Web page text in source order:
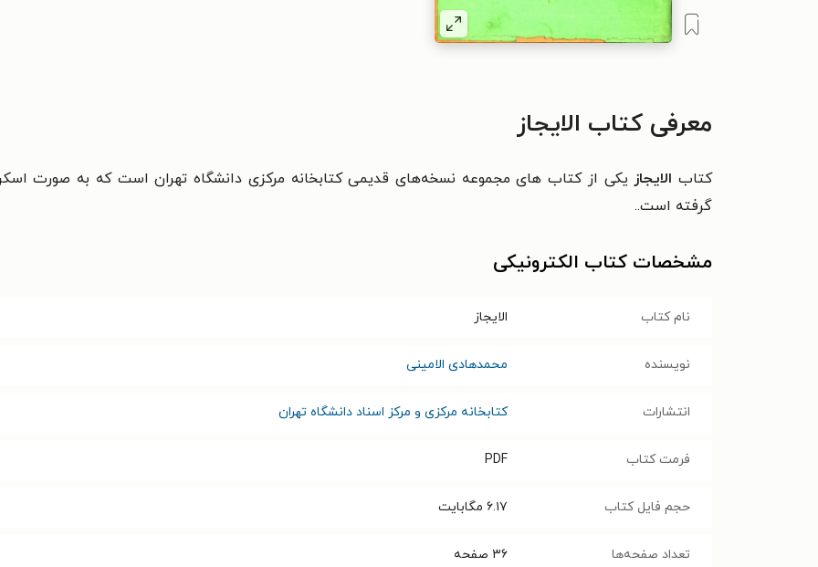
معرفی کتاب الایجاز
کتابالایجاز يکی از کتاب های مجموعه نسخه‌های قديمی کتابخانه مرکزی دانشگاه تهران است که به صورت
گرفته است..
مشخصات کتاب الکترونیکی
نام کتاب الایجاز
نویسنده محمدهادی الامینی
انتشارات کتابخانه مرکزی و مرکز اسناد دانشگاه تهران
فرمت کتاب PDF
حجم فایل کتاب ۶.۱۷ مگابایت
تعداد صفحه‌ها ۳۶ صفحه